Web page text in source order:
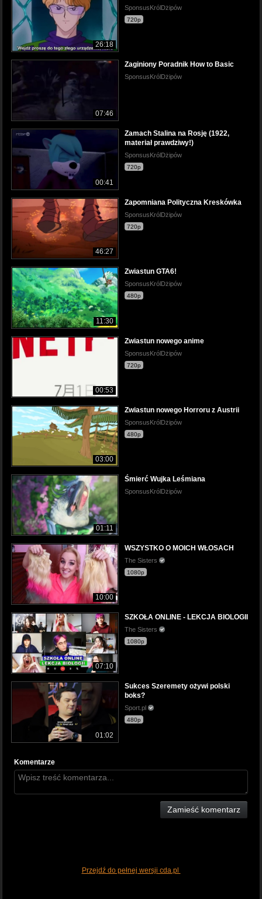
26:18
SponsusKrólDżipów
720p
07:46
Zaginiony Poradnik How to Basic
SponsusKrólDżipów
00:41
Zamach Stalina na Rosję (1922,
materiał prawdziwy!)
SponsusKrólDżipów
720p
46:27
Zapomniana Polityczna Kreskówka
SponsusKrólDżipów
720p
11:30
Zwiastun GTA6!
SponsusKrólDżipów
480p
00:53
Zwiastun nowego anime
SponsusKrólDżipów
720p
03:00
Zwiastun nowego Horroru z Austrii
SponsusKrólDżipów
480p
01:11
Śmierć Wujka Leśmiana
SponsusKrólDżipów
10:00
WSZYSTKO O MOICH WŁOSACH
The Sisters
1080p
07:10
SZKOŁA ONLINE - LEKCJA BIOLOGII
The Sisters
1080p
01:02
Sukces Szeremety ożywi polski
boks?
Sport.pl
480p
Komentarze
Zamieść komentarz
Przejdź do pełnej wersji cda.pl